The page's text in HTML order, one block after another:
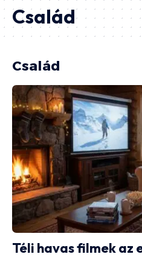
Család
Család
Téli havas filmek az